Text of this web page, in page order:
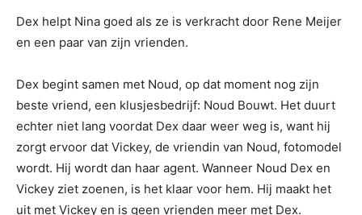
Dex helpt Nina goed als ze is verkracht door Rene Meijer
en een paar van zijn vrienden.
Dex begint samen met Noud, op dat moment nog zijn
beste vriend, een klusjesbedrijf: Noud Bouwt. Het duurt
echter niet lang voordat Dex daar weer weg is, want hij
zorgt ervoor dat Vickey, de vriendin van Noud, fotomodel
wordt. Hij wordt dan haar agent. Wanneer Noud Dex en
Vickey ziet zoenen, is het klaar voor hem. Hij maakt het
uit met Vickey en is geen vrienden meer met Dex.